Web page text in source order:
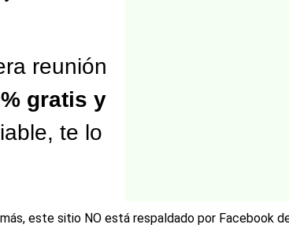
reunión
gratis y
te lo
este sitio NO está respaldado por Facebook de